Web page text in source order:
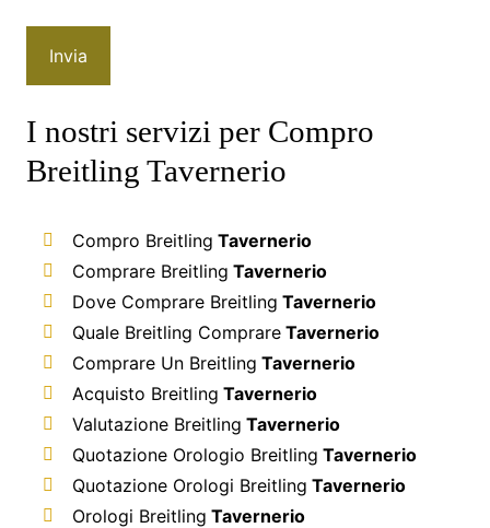
I nostri servizi per Compro
Breitling Tavernerio
Compro Breitling Tavernerio
Comprare Breitling Tavernerio
Dove Comprare Breitling Tavernerio
Quale Breitling Comprare Tavernerio
Comprare Un Breitling Tavernerio
Acquisto Breitling Tavernerio
Valutazione Breitling Tavernerio
Quotazione Orologio Breitling Tavernerio
Quotazione Orologi Breitling Tavernerio
Orologi Breitling Tavernerio